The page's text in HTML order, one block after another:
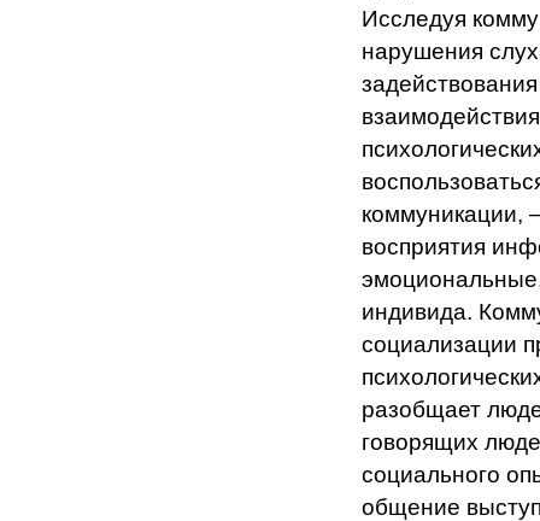
Исследуя
нарушения
коммуникации,
восприятия
индивида.
социализации
разобщает
говорящих
социального
общение